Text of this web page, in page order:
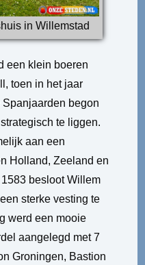
in Willemstad
een klein boeren
toen in het jaar
begon
te liggen.
aan een
Holland, Zeeland en
besloot Willem
sterke vesting te
werd een mooie
aangelegd met 7
Groningen, Bastion